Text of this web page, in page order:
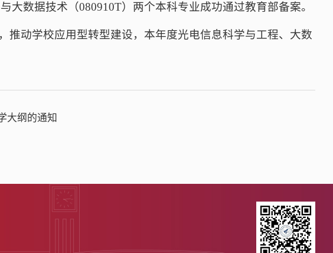
大数据技术（080910T）两个本科专业成功通过教育部备案。
推动学校应用型转型建设，本年度光电信息科学与工程、大数
大纲的通知